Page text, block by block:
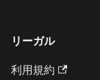
リーガル
利用規約